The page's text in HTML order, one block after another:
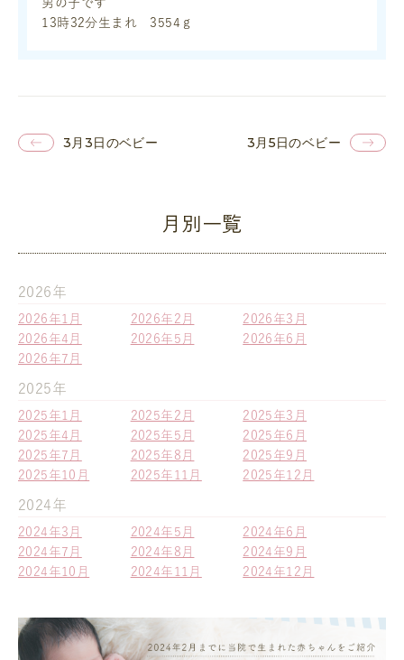
男の子です
13時32分生まれ 3554ｇ
3月3日のベビー 3月5日のベビー
月別一覧
2026年
2026年1月 2026年2月
2026年3月
2026年4月
2026年5月
2026年6月
2026年7月
2025年
2025年1月 2025年2月
2025年3月
2025年4月
2025年5月
2025年6月
2025年7月
2025年8月
2025年9月
2025年10月
2025年11月 2025年12月
2024年
2024年3月 2024年5月
2024年6月
2024年7月
2024年8月
2024年9月
2024年10月
2024年11月 2024年12月